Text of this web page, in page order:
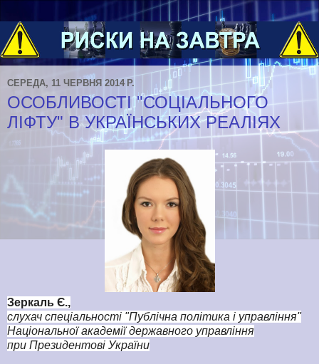
СЕРЕДА, 11 ЧЕРВНЯ 2014 Р.
ОСОБЛИВОСТІ "СОЦІАЛЬНОГО
ЛІФТУ" В УКРАЇНСЬКИХ РЕАЛІЯХ
Зеркаль Є.,
слухач спеціальності "Публічна політика і управління"
Національної академії державного управління
при Президентові України